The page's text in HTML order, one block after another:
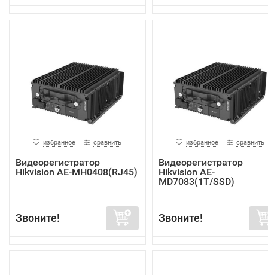
избранное сравнить
Видеорегистратор
Hikvision AE-MH0408(RJ45)
Звоните!
избранное сравнить
Видеорегистратор
Hikvision AE-
MD7083(1T/SSD)
Звоните!